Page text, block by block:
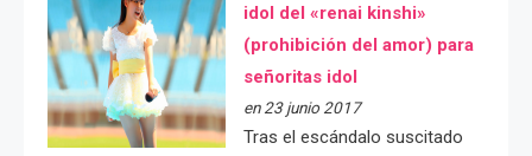
idol del «renai kinshi»
(prohibición del amor) para
señoritas idol
en 23 junio 2017
Tras el escándalo suscitado